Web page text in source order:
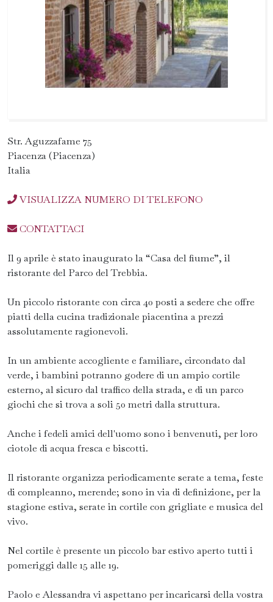
Str. Aguzzafame 75
Piacenza (Piacenza)
Italia
VISUALIZZA NUMERO DI TELEFONO
CONTATTACI
Il 9 aprile è stato inaugurato la “Casa del fiume”, il
ristorante del Parco del Trebbia.
Un piccolo ristorante con circa 40 posti a sedere che offre
piatti della cucina tradizionale piacentina a prezzi
assolutamente ragionevoli.
In un ambiente accogliente e familiare, circondato dal
verde, i bambini potranno godere di un ampio cortile
esterno, al sicuro dal traffico della strada, e di un parco
giochi che si trova a soli 50 metri dalla struttura.
Anche i fedeli amici dell'uomo sono i benvenuti, per loro
ciotole di acqua fresca e biscotti.
Il ristorante organizza periodicamente serate a tema, feste
di compleanno, merende; sono in via di definizione, per la
stagione estiva, serate in cortile con grigliate e musica del
vivo.
Nel cortile è presente un piccolo bar estivo aperto tutti i
pomeriggi dalle 15 alle 19.
Paolo e Alessandra vi aspettano per incaricarsi della vostra